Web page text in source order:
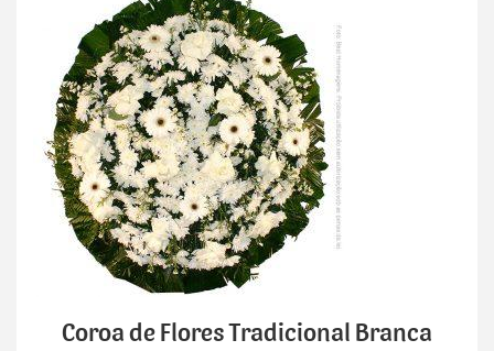
Coroa de Flores Tradicional Branca